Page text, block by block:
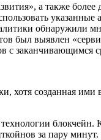
а также более
указанные
обнаружили
был выявлен
с заканчивающимся
хотя созданная ими
блокчейн.
за пару